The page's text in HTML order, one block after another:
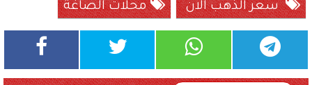
سعر الذهب الان
محلات الصاغة